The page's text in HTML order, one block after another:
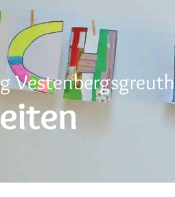
Vestenbergsgreuth